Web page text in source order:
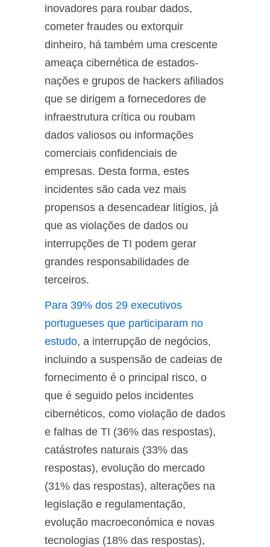
inovadores para roubar dados,
cometer fraudes ou extorquir
dinheiro, há também uma crescente
ameaça cibernética de estados-
nações e grupos de hackers afiliados
que se dirigem a fornecedores de
infraestrutura crítica ou roubam
dados valiosos ou informações
comerciais confidenciais de
empresas. Desta forma, estes
incidentes são cada vez mais
propensos a desencadear litígios, já
que as violações de dados ou
interrupções de TI podem gerar
grandes responsabilidades de
terceiros.
Para 39% dos 29 executivos
portugueses que participaram no
estudo, a interrupção de negócios,
incluindo a suspensão de cadeias de
fornecimento é o principal risco, o
que é seguido pelos incidentes
cibernéticos, como violação de dados
e falhas de TI (36% das respostas),
catástrofes naturais (33% das
respostas), evolução do mercado
(31% das respostas), alterações na
legislação e regulamentação,
evolução macroeconómica e novas
tecnologias (18% das respostas),